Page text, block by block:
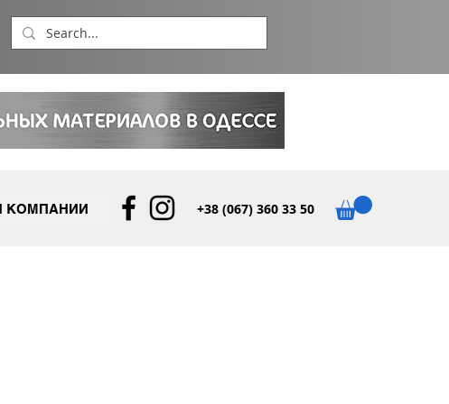
КОМПАНИИ +38 (067) 360 33 50